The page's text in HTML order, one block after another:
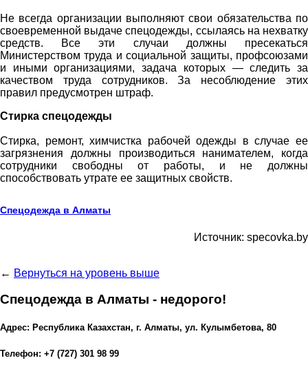
Не всегда организации выполняют свои обязательства по
своевременной выдаче спецодежды, ссылаясь на нехватку
средств. Все эти случаи должны пресекаться
Министерством труда и социальной защиты, профсоюзами
и иными организациями, задача которых — следить за
качеством труда сотрудников. За несоблюдение этих
правил предусмотрен штраф.
Стирка спецодежды
Стирка, ремонт, химчистка рабочей одежды в случае ее
загрязнения должны производиться нанимателем, когда
сотрудники свободны от работы, и не должны
способствовать утрате ее защитных свойств.
Спецодежда в Алматы
Источник: specovka.by
← Вернуться на уровень выше
Спецодежда в Алматы - недорого!
Адрес: Республика Казахстан, г. Алматы, ул. Кулымбетова, 80
Телефон: +7 (727) 301 98 99